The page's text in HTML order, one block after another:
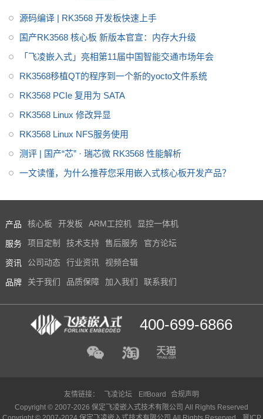
源码编译 | RK3568 开发板快速上手
国产RK3568 核心板 新版本官宣：内存大升级
「飞凌嵌入式」亮相第11届中国智能交通市场年会
RK3568移植QT的程序到一个新的yocto文件系统
RK3568 PCIe 复用为 SATA
RK3568 Linux 修改异显
RK3568 Linux NFS服务使用
测评 | 国产“芯” · 瑞芯微 RK3568 性能解析
一文读懂，为什么推荐您采用嵌入式核心板开发产品？
产品 核心板 开发板 ARM工控机 显控一体机
服务 项目定制 技术支持 售后服务 官方论坛
资讯 公司动态 行业资讯 视频合辑
品牌 关于我们 品质保障 加入我们 联系我们
400-699-6866
友情链接： 飞凌论坛 ElfBoard
合规声明
Copyright © 2007-2026 保定飞凌嵌入式技术有限公司 All Rights Reserved